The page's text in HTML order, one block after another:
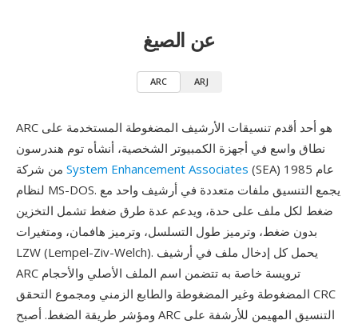
عن الصيغ
ARC ARJ
ARC هو أحد أقدم تنسيقات الأرشيف المضغوطة المستخدمة على
نطاق واسع في أجهزة الكمبيوتر الشخصية، أنشأه توم هندرسون
System Enhancement Associates (SEA) عام 1985
لنظام MS-DOS. يجمع التنسيق ملفات متعددة في أرشيف واحد مع
ضغط لكل ملف على حدة، ويدعم عدة طرق ضغط تشمل التخزين
بدون ضغط، وترميز طول التسلسل، وترميز هافمان، ومتغيرات
LZW (Lempel-Ziv-Welch). يحمل كل إدخال ملف في أرشيف
ARC ترويسة خاصة به تتضمن اسم الملف الأصلي والأحجام
المضغوطة وغير المضغوطة والطابع الزمني ومجموع التحقق CRC
ومؤشر طريقة الضغط. أصبح ARC التنسيق المهيمن للأرشفة على